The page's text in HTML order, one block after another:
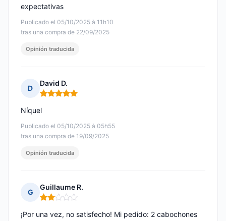
Publicado el 05/10/2025 à 11h10
tras una compra de 22/09/2025
expectativas
Opinión traducida
D
David D.
Nota: 5 de 5
Publicado el 05/10/2025 à 05h55
tras una compra de 19/09/2025
Níquel
Opinión traducida
G
Guillaume R.
Nota: 2 de 5
¡Por una vez, no satisfecho! Mi pedido: 2 cabochones